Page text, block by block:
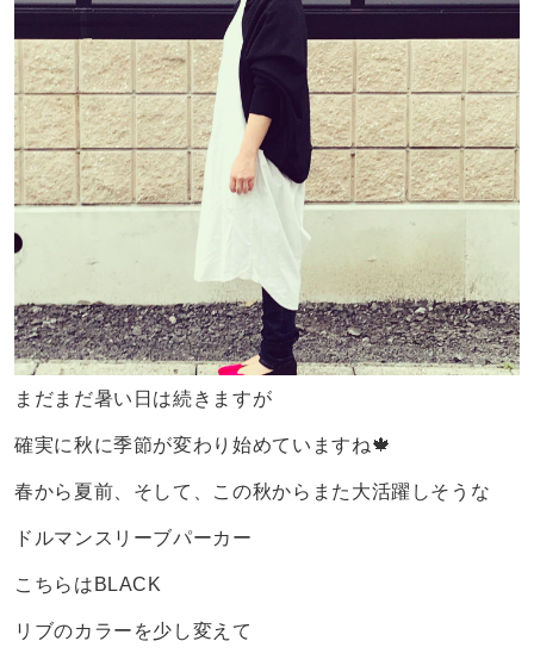
まだまだ暑い日は続きますが
確実に秋に季節が変わり始めていますね🍁
春から夏前、そして、この秋からまた大活躍しそうな
ドルマンスリーブパーカー
こちらはBLACK
リブのカラーを少し変えて